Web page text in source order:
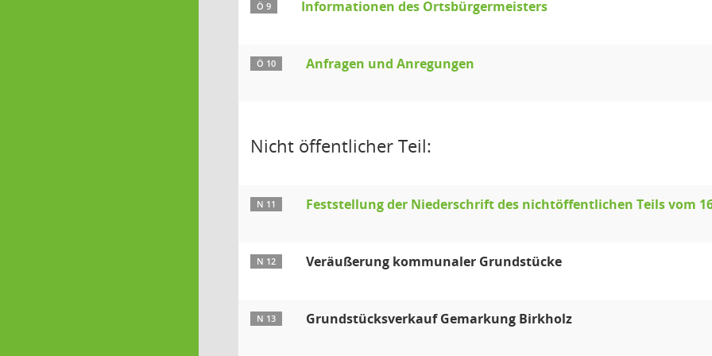
Ö 9 Informationen des Ortsbürgermeisters
Ö 10 Anfragen und Anregungen
Nicht öffentlicher Teil:
N 11 Feststellung der Niederschrift des nichtöffentlichen Teils vom
N 12 Veräußerung kommunaler Grundstücke
N 13 Grundstücksverkauf Gemarkung Birkholz